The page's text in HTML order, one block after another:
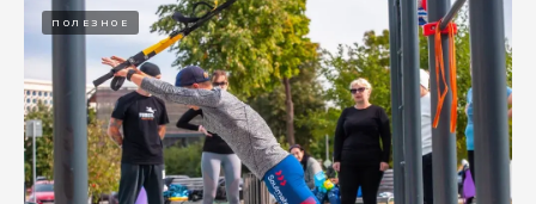
ПОЛЕЗНОЕ